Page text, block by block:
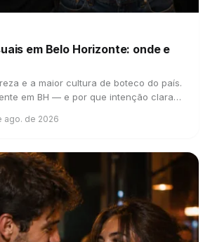
em Belo Horizonte: onde e
e a maior cultura de boteco do país.
em BH — e por que intenção clara
ago. de 2026